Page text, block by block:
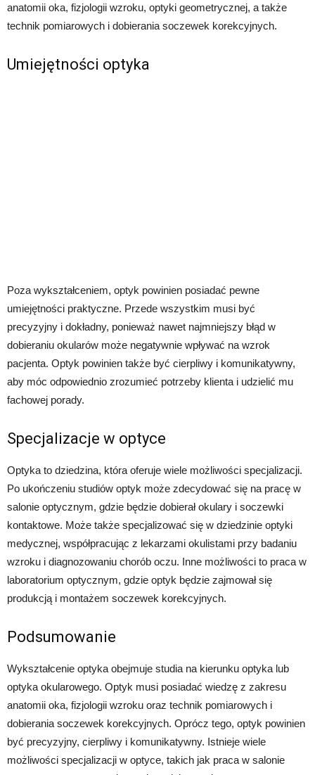
anatomii oka, fizjologii wzroku, optyki geometrycznej, a także
technik pomiarowych i dobierania soczewek korekcyjnych.
Umiejętności optyka
Poza wykształceniem, optyk powinien posiadać pewne
umiejętności praktyczne. Przede wszystkim musi być
precyzyjny i dokładny, ponieważ nawet najmniejszy błąd w
dobieraniu okularów może negatywnie wpływać na wzrok
pacjenta. Optyk powinien także być cierpliwy i komunikatywny,
aby móc odpowiednio zrozumieć potrzeby klienta i udzielić mu
fachowej porady.
Specjalizacje w optyce
Optyka to dziedzina, która oferuje wiele możliwości specjalizacji.
Po ukończeniu studiów optyk może zdecydować się na pracę w
salonie optycznym, gdzie będzie dobierał okulary i soczewki
kontaktowe. Może także specjalizować się w dziedzinie optyki
medycznej, współpracując z lekarzami okulistami przy badaniu
wzroku i diagnozowaniu chorób oczu. Inne możliwości to praca w
laboratorium optycznym, gdzie optyk będzie zajmował się
produkcją i montażem soczewek korekcyjnych.
Podsumowanie
Wykształcenie optyka obejmuje studia na kierunku optyka lub
optyka okularowego. Optyk musi posiadać wiedzę z zakresu
anatomii oka, fizjologii wzroku oraz technik pomiarowych i
dobierania soczewek korekcyjnych. Oprócz tego, optyk powinien
być precyzyjny, cierpliwy i komunikatywny. Istnieje wiele
możliwości specjalizacji w optyce, takich jak praca w salonie